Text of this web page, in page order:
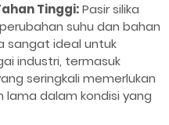
Tinggi:Pasir silika
suhu dan bahan
sangat ideal untuk
industri, termasuk
seringkali memerlukan
dalam kondisi yang